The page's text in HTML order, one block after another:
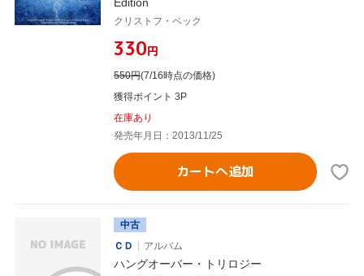
クリストフ・ベック
¥330円
550円(7/16時点の価格)
獲得ポイント 3P
在庫あり
発売年月日：2013/11/25
カートへ追加
中古
ＣＤ
アルバム
ハングオーバー・トリロジー